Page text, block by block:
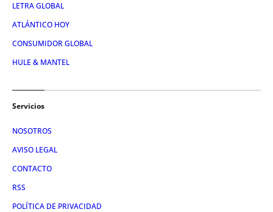
LETRA GLOBAL
ATLÁNTICO HOY
CONSUMIDOR GLOBAL
HULE & MANTEL
Servicios
NOSOTROS
AVISO LEGAL
CONTACTO
RSS
POLÍTICA DE PRIVACIDAD